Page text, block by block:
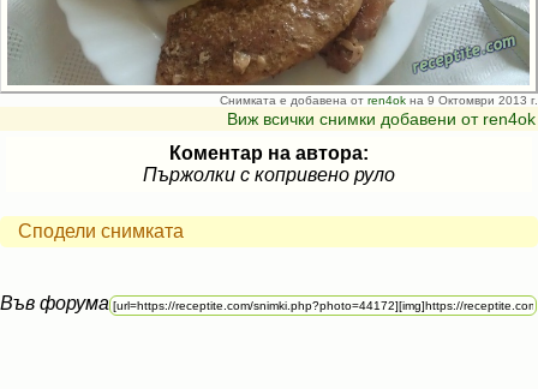
Снимката е добавена от ren4ok на 9 Октомври 2013 г.
Виж всички снимки добавени от ren4ok
Коментар на автора:
Пържолки с копривено руло
Сподели снимката
Във форума